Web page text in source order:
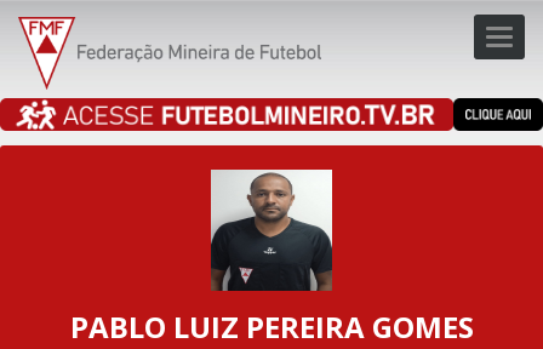
PABLO LUIZ PEREIRA GOMES